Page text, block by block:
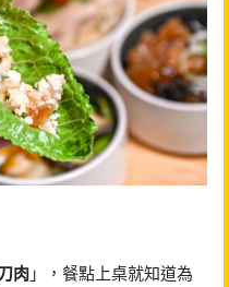
肉」，餐點上桌就知道為